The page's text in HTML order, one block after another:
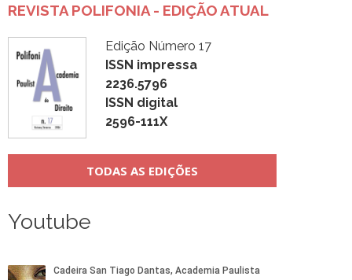
REVISTA POLIFONIA - EDIÇÃO ATUAL
Edição Número 17
ISSN impressa
2236.5796
ISSN digital
2596-111X
TODAS AS EDIÇÕES
Youtube